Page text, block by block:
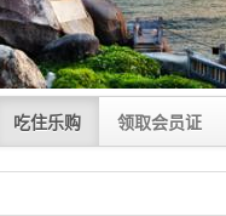
吃住乐购 领取会员证